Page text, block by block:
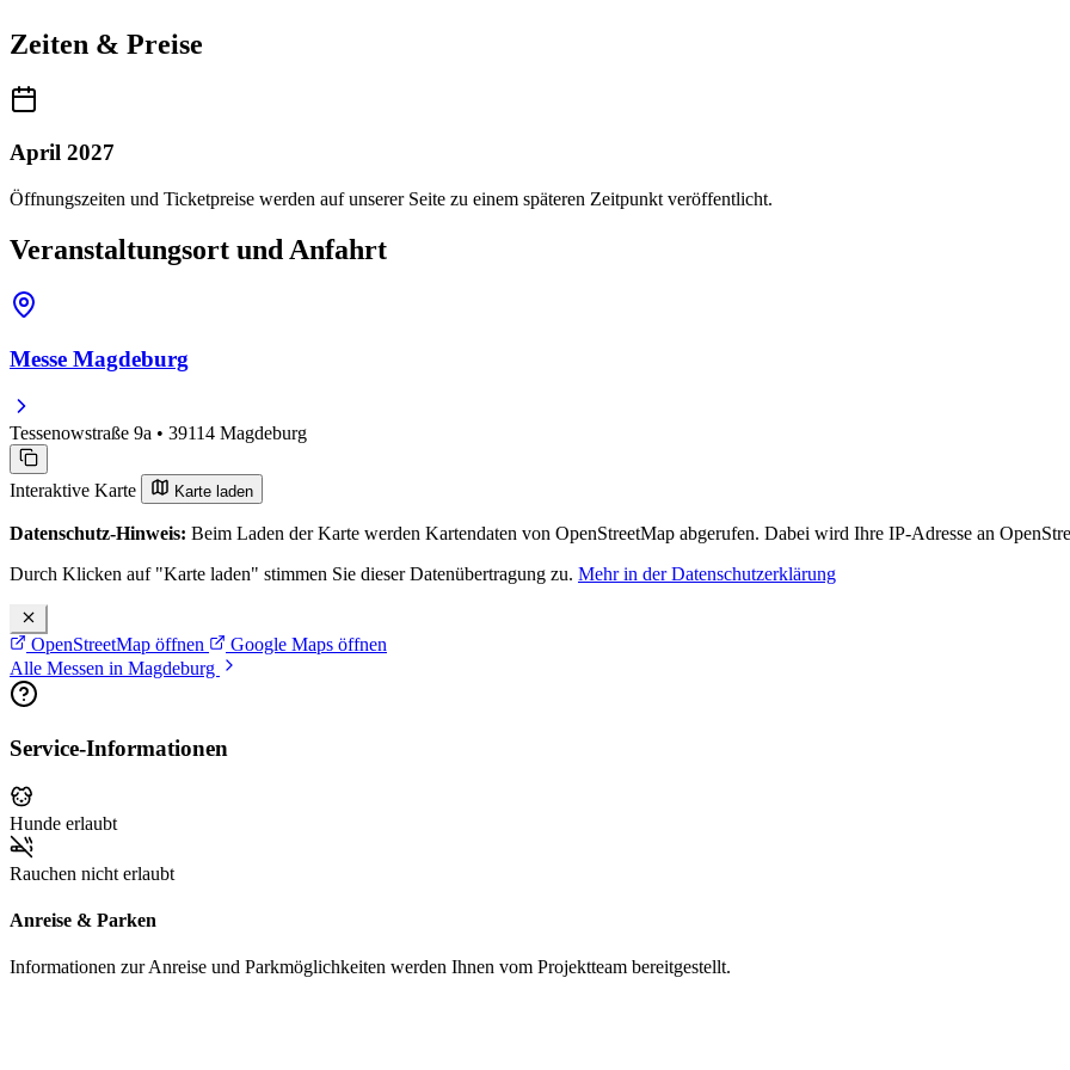
Zeiten & Preise
April 2027
Öffnungszeiten und Ticketpreise werden auf unserer Seite zu einem späteren Zeitpunkt veröffentlicht.
Veranstaltungsort und Anfahrt
Messe Magdeburg
Tessenowstraße 9a • 39114 Magdeburg
Interaktive Karte Karte laden
Datenschutz-Hinweis: Beim Laden der Karte werden Kartendaten von OpenStreetMap abgerufen. Dabei wird Ihre IP-Adresse an
Durch Klicken auf "Karte laden" stimmen Sie dieser Datenübertragung zu. Mehr in der Datenschutzerklärung
OpenStreetMap öffnen
Google Maps öffnen
Alle Messen in Magdeburg
Service-Informationen
Hunde erlaubt
Rauchen nicht erlaubt
Anreise & Parken
Informationen zur Anreise und Parkmöglichkeiten werden Ihnen vom Projektteam bereitgestellt.